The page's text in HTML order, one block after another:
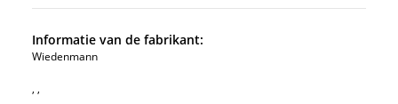
Informatie van de fabrikant:
Wiedenmann
, ,